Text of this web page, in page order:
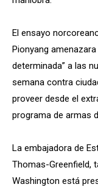
El ensayo
Pionyang
determinada” a las
semana contra
proveer desde el
programa de
La embajadora de
Thomas-Greenfield,
Washington está